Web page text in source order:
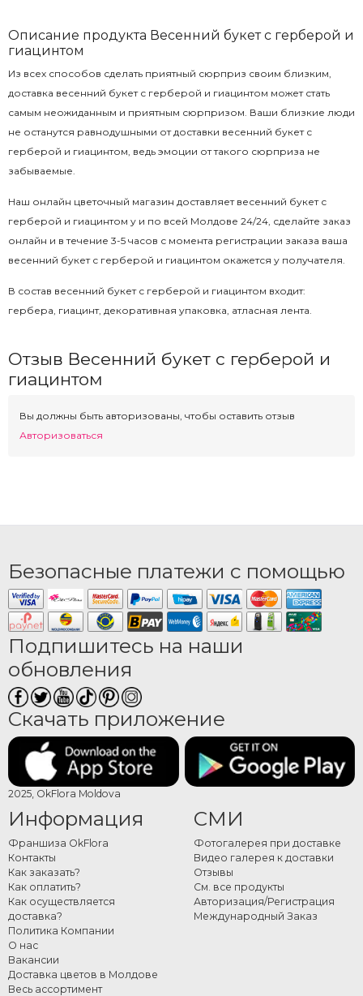
Описание продукта Весенний букет с герберой и
гиацинтом
Из всех способов сделать приятный сюрприз своим близким,
доставка весенний букет с герберой и гиацинтом может стать
самым неожиданным и приятным сюрпризом. Ваши близкие люди
не останутся равнодушными от доставки весенний букет с
герберой и гиацинтом, ведь эмоции от такого сюрприза не
забываемые.
Наш онлайн цветочный магазин доставляет весенний букет с
герберой и гиацинтом у и по всей Молдове 24/24, сделайте заказ
онлайн и в течение 3-5 часов с момента регистрации заказа ваша
весенний букет с герберой и гиацинтом окажется у получателя.
В состав весенний букет с герберой и гиацинтом входит:
гербера, гиацинт, декоративная упаковка, атласная лента.
Отзыв Весенний букет с герберой и
гиацинтом
Вы должны быть авторизованы, чтобы оставить отзыв
Авторизоваться
Безопасные платежи с помощью
Подпишитесь на наши
обновления
Скачать приложение
2025, OkFlora Moldova
Информация
Франшиза OkFlora
Контакты
Как заказать?
Как оплатить?
Как осуществляется
доставка?
Политика Компании
О нас
Вакансии
Доставка цветов в Молдове
Весь ассортимент
СМИ
Фотогалерея при доставке
Видео галерея к доставки
Отзывы
См. все продукты
Авторизация/Регистрация
Международный Заказ